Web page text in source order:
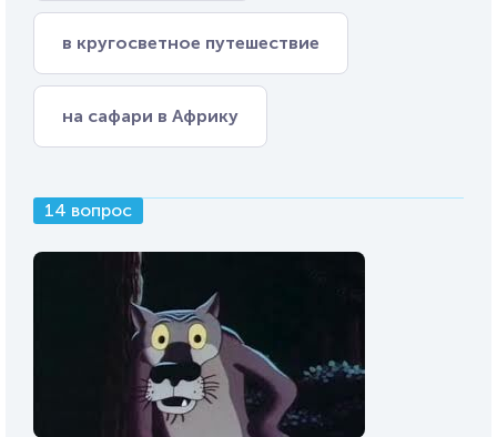
в кругосветное путешествие
на сафари в Африку
14 вопрос